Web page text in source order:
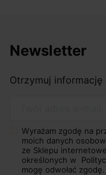
Newsletter
Otrzymuj
Wyrażam zgodę na
moich danych
ze Sklepu
określonych w
mogę odwołać zgodę.